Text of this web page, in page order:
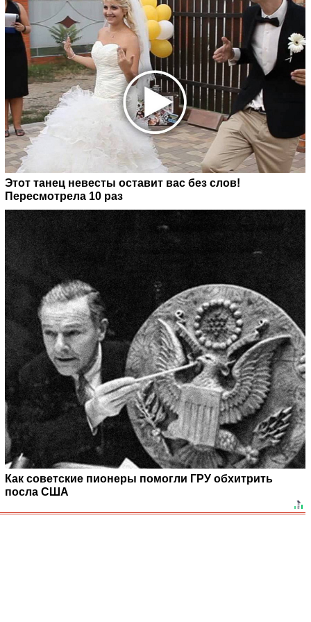
Этот танец невесты оставит вас без слов!
Пересмотрела 10 раз
Как советские пионеры помогли ГРУ обхитрить
посла США